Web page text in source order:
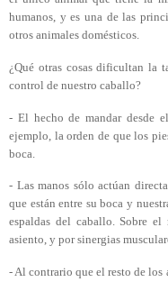
humanos, y es una de las
otros animales domésticos.
¿Qué otras cosas dificultan la
control de nuestro caballo?
- El hecho de mandar desde
ejemplo, la orden de que los
boca.
- Las manos sólo actúan
que están entre su boca y
espaldas del caballo. Sobre
asiento, y por sinergias
- Al contrario que el resto de los